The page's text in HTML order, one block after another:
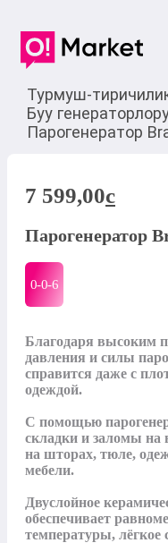
Турмуш-
Буу
Парогенератор
7 599,00c
Парогенератор
0-0-6
Благодаря высоким
давления и силы
справится даже с
одеждой.
С помощью
складки и заломы на
на шторах, тюле,
мебели.
Двуслойное
обеспечивает
температуры, лёгкое